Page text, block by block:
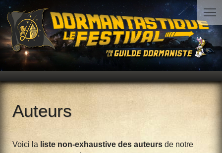
Auteurs
Voici la liste non-exhaustive des auteurs de notre